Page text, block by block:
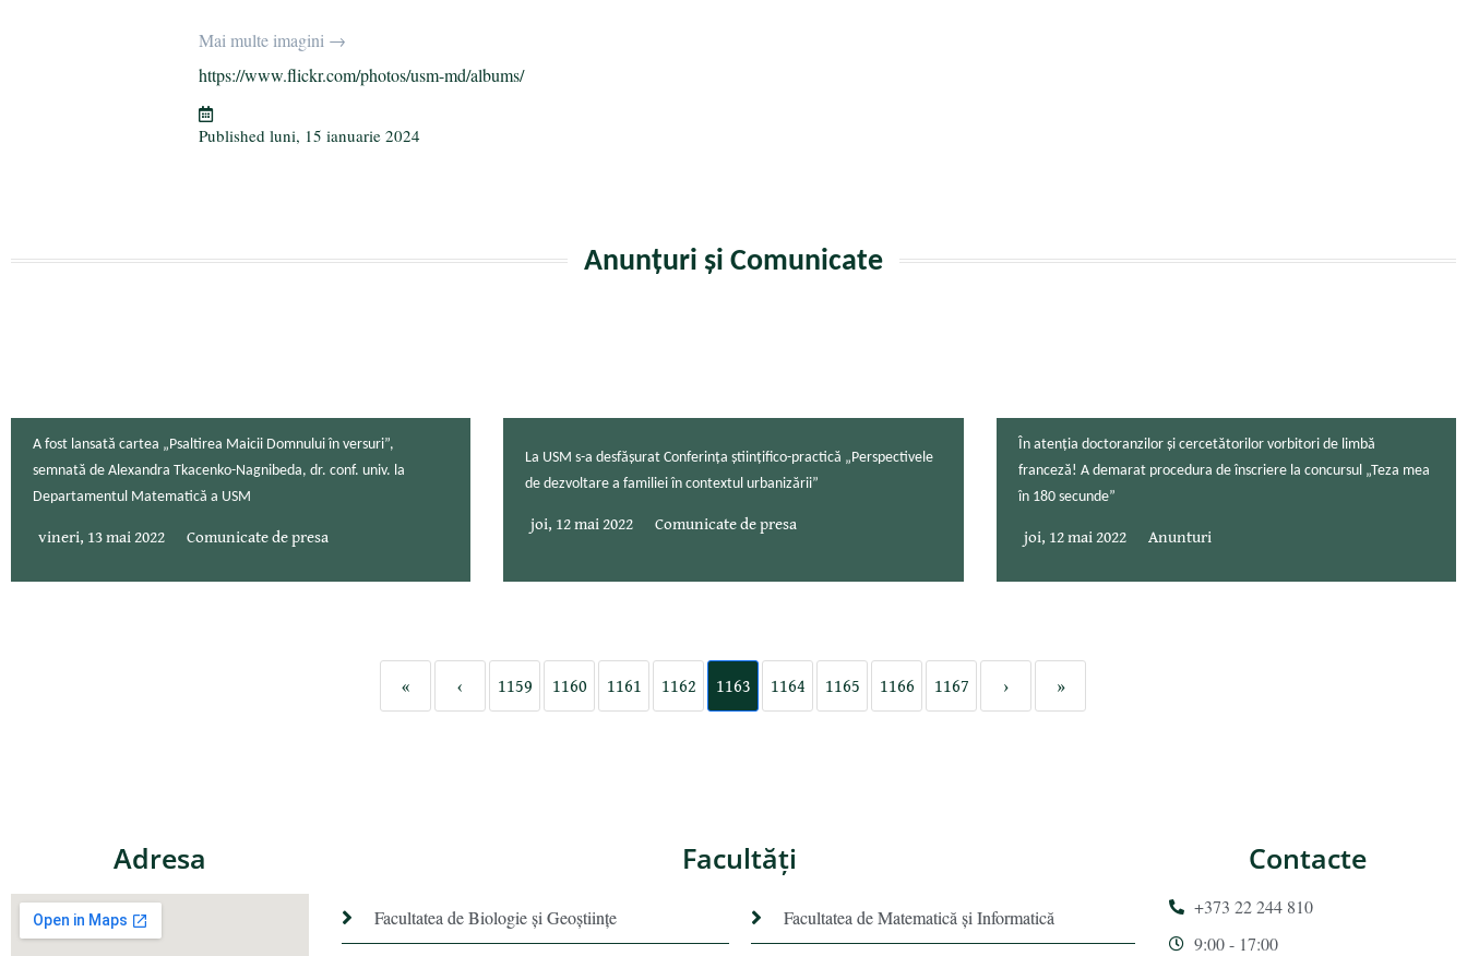
bo
ok
tte
r
gr
a ea
Mai multe imagini →
https://www.flickr.com/photos/usm-md/albums/
Published luni, 15 ianuarie 2024
Anunțuri și Comunicate
A fost lansată cartea „Psaltirea Maicii Domnului în versuri”,
semnată de Alexandra Tkacenko-Nagnibeda, dr. conf. univ. la
Departamentul Matematică a USM
vineri, 13 mai 2022 Comunicate de presa
La USM s-a desfășurat Conferința științifico-practică „Perspectivele
de dezvoltare a familiei în contextul urbanizării”
joi, 12 mai 2022 Comunicate de presa
În atenția doctoranzilor și cercetătorilor vorbitori de limbă
franceză! A demarat procedura de înscriere la concursul „Teza mea
în 180 secunde”
joi, 12 mai 2022 Anunturi
« ‹ 1159 1160 1161 1162 1163 1164 1165 1166 1167 › »
Adresa Facultăţi
Facultatea de Biologie și Geoștiințe Facultatea de Matematică şi Informatică
Contacte
+373 22 244 810
9:00 - 17:00